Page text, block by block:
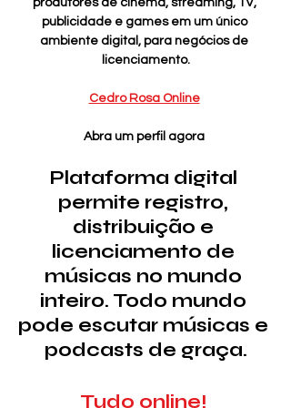
publicidade e games em um único
ambiente digital, para negócios de
licenciamento.
Cedro Rosa Online
Abra um perfil agora
Plataforma digital
permite registro,
distribuição e
licenciamento de
músicas no mundo
inteiro. Todo mundo
pode escutar músicas e
podcasts de graça.
Tudo online!